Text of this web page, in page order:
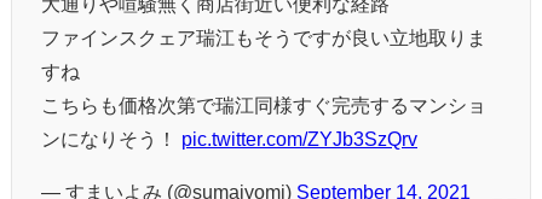
大通りや喧騒無く商店街近い便利な経路
ファインスクェア瑞江もそうですが良い立地取りま
すね
こちらも価格次第で瑞江同様すぐ完売するマンショ
ンになりそう！ pic.twitter.com/ZYJb3SzQrv
— すまいよみ (@sumaiyomi) September 14, 2021